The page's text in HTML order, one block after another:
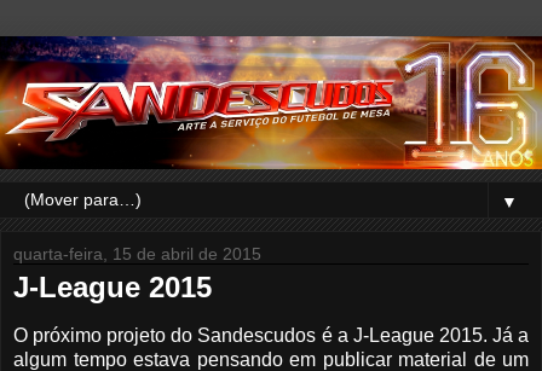
▼
quarta-feira, 15 de abril de 2015
J-League 2015
O próximo projeto do Sandescudos é a J-League 2015. Já a
algum tempo estava pensando em publicar material de um